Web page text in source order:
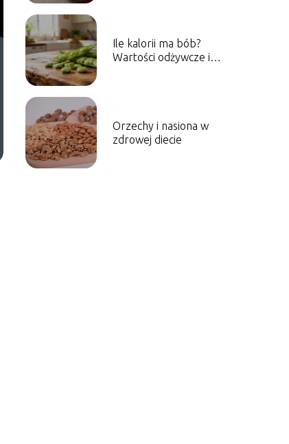
Ile kalorii ma bób?
Wartości odżywcze i
Orzechy i nasiona w
zdrowej diecie